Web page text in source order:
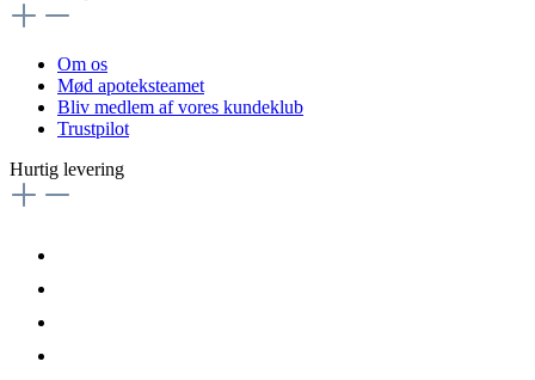
Om os
Mød apoteksteamet
Bliv medlem af vores kundeklub
Trustpilot
Hurtig levering